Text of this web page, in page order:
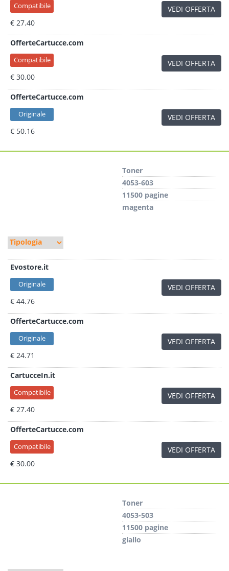
Compatibile
€ 27.40
VEDI OFFERTA
OfferteCartucce.com
Compatibile
€ 30.00
VEDI OFFERTA
OfferteCartucce.com
Originale
€ 50.16
VEDI OFFERTA
Toner
4053-603
11500 pagine
magenta
Evostore.it
Originale
€ 44.76
VEDI OFFERTA
OfferteCartucce.com
Originale
€ 24.71
VEDI OFFERTA
CartucceIn.it
Compatibile
€ 27.40
VEDI OFFERTA
OfferteCartucce.com
Compatibile
€ 30.00
VEDI OFFERTA
Toner
4053-503
11500 pagine
giallo